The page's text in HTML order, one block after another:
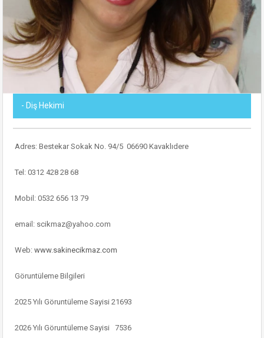
- Diş Hekimi
Adres: Bestekar Sokak No. 94/5 06690 Kavaklıdere
Tel: 0312 428 28 68
Mobil: 0532 656 13 79
email: scikmaz@yahoo.com
Web: www.sakinecikmaz.com
Göruntüleme Bilgileri
2025 Yılı Göruntüleme Sayisi 21693
2026 Yılı Göruntüleme Sayisi 7536